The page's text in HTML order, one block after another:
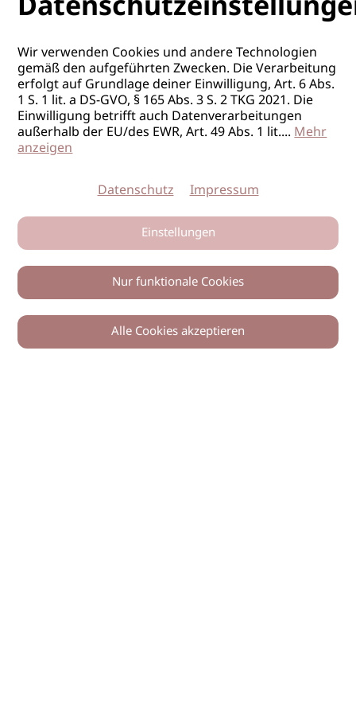
0
Wir verwenden Cookies und andere Technologien
gemäß den aufgeführten Zwecken. Die Verarbeitung
erfolgt auf Grundlage deiner Einwilligung, Art. 6 Abs.
1 S. 1 lit. a DS-GVO, § 165 Abs. 3 S. 2 TKG 2021. Die
Einwilligung betrifft auch Datenverarbeitungen
außerhalb der EU/des EWR, Art. 49 Abs. 1 lit....Mehr
anzeigen
Datenschutz Impressum
Einstellungen
Nur funktionale Cookies
Alle Cookies akzeptieren